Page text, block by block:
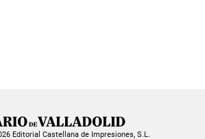
Editorial Castellana de Impresiones, S.L.